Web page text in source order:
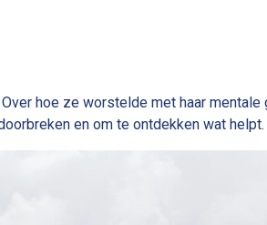
hoe ze worstelde met haar
en om te ontdekken wat